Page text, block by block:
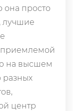
она просто
лучшие
приемлемой
на высшем
разных
центр